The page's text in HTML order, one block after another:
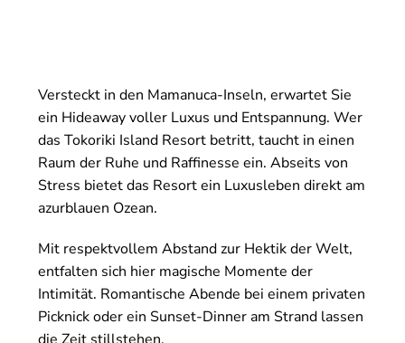
Versteckt in den Mamanuca-Inseln, erwartet Sie
ein Hideaway voller Luxus und Entspannung. Wer
das Tokoriki Island Resort betritt, taucht in einen
Raum der Ruhe und Raffinesse ein. Abseits von
Stress bietet das Resort ein Luxusleben direkt am
azurblauen Ozean.
Mit respektvollem Abstand zur Hektik der Welt,
entfalten sich hier magische Momente der
Intimität. Romantische Abende bei einem privaten
Picknick oder ein Sunset-Dinner am Strand lassen